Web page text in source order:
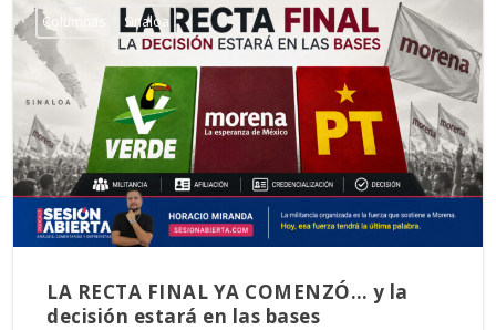
Columnas Sinaloa
LA RECTA FINAL YA COMENZÓ… y la
decisión estará en las bases